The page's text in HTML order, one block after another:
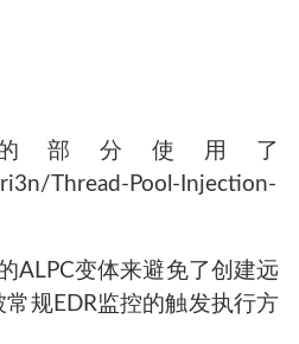
部分使用了
Thread-Pool-Injection-
ALPC变体来避免了创建远
规EDR监控的触发执行方